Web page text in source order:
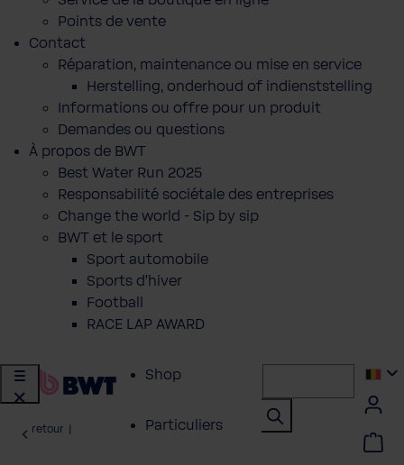
Points de vente
Contact
Réparation, maintenance ou mise en service
Herstelling, onderhoud of indienststelling
Informations ou offre pour un produit
Demandes ou questions
À propos de BWT
Best Water Run 2025
Responsabilité sociétale des entreprises
Change the world - Sip by sip
BWT et le sport
Sport automobile
Sports d'hiver
Football
RACE LAP AWARD
Shop
Particuliers
retour